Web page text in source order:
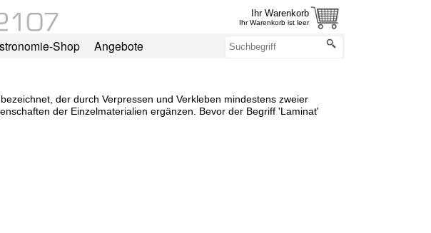
Ihr Warenkorb
Ihr Warenkorb ist leer
Shop Angebote
der durch Verpressen und Verkleben mindestens zweier
der Einzelmaterialien ergänzen. Bevor der Begriff 'Laminat'